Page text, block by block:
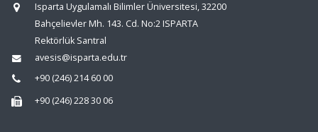
Isparta Uygulamalı Bilimler Üniversitesi, 32200
Bahçelievler Mh. 143. Cd. No:2 ISPARTA
Rektörlük Santral
avesis@isparta.edu.tr
+90 (246) 214 60 00
+90 (246) 228 30 06